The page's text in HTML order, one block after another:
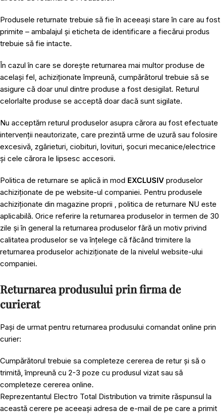
Produsele returnate trebuie să fie în aceeași stare în care au fost
primite – ambalajul și eticheta de identificare a fiecărui produs
trebuie să fie intacte.
În cazul în care se dorește returnarea mai multor produse de
același fel, achiziționate împreună, cumpărătorul trebuie să se
asigure că doar unul dintre produse a fost desigilat. Returul
celorlalte produse se acceptă doar dacă sunt sigilate.
Nu acceptăm returul produselor asupra cărora au fost efectuate
intervenții neautorizate, care prezintă urme de uzură sau folosire
excesivă, zgârieturi, ciobituri, lovituri, șocuri mecanice/electrice
și cele cărora le lipsesc accesorii.
Politica de returnare se aplică in mod EXCLUSIV produselor
achiziționate de pe website-ul companiei. Pentru produsele
achiziționate din magazine proprii , politica de returnare NU este
aplicabilă. Orice referire la returnarea produselor in termen de 30
zile și în general la returnarea produselor fără un motiv privind
calitatea produselor se va înțelege că făcând trimitere la
returnarea produselor achiziționate de la nivelul website-ului
companiei.
Returnarea produsului prin firma de
curierat
Pași de urmat pentru returnarea produsului comandat online prin
curier:
Cumpărătorul trebuie sa completeze cererea de retur și să o
trimită, împreună cu 2-3 poze cu produsul vizat sau să
completeze cererea online.
Reprezentantul Electro Total Distribution va trimite răspunsul la
această cerere pe aceeași adresa de e-mail de pe care a primit